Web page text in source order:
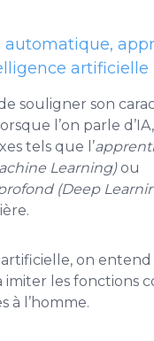
automatique,
artificielle
souligner son
l’on parle
tels que l’
Learning)ou
(Deep
on entend
imiter les fonctions
à l’homme.